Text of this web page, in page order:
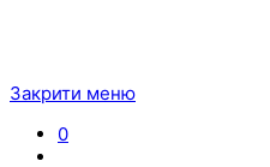
Закрити меню
0